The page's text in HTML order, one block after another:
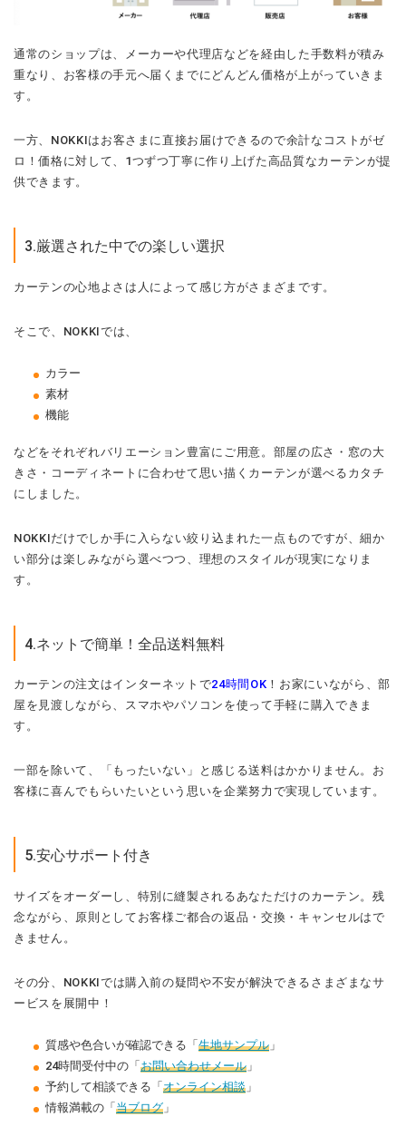
通常のショップは、メーカーや代理店などを経由した手数料が積み
重なり、お客様の手元へ届くまでにどんどん価格が上がっていきま
す。
一方、NOKKIはお客さまに直接お届けできるので余計なコストがゼ
ロ！価格に対して、1つずつ丁寧に作り上げた高品質なカーテンが提
供できます。
3.厳選された中での楽しい選択
カーテンの心地よさは人によって感じ方がさまざまです。
そこで、NOKKIでは、
カラー
素材
機能
などをそれぞれバリエーション豊富にご用意。部屋の広さ・窓の大
きさ・コーディネートに合わせて思い描くカーテンが選べるカタチ
にしました。
NOKKIだけでしか手に入らない絞り込まれた一点ものですが、細か
い部分は楽しみながら選べつつ、理想のスタイルが現実になりま
す。
4.ネットで簡単！全品送料無料
カーテンの注文はインターネットで24時間OK ！お家にいながら、部
屋を見渡しながら、スマホやパソコンを使って手軽に購入できま
す。
一部を除いて、「もったいない」と感じる送料はかかりません。お
客様に喜んでもらいたいという思いを企業努力で実現しています。
5.安心サポート付き
サイズをオーダーし、特別に縫製されるあなただけのカーテン。残
念ながら、原則としてお客様ご都合の返品・交換・キャンセルはで
きません。
その分、NOKKIでは購入前の疑問や不安が解決できるさまざまなサ
ービスを展開中！
質感や色合いが確認できる「 生地サンプル 」
24時間受付中の「 お問い合わせメール 」
予約して相談できる「 オンライン相談 」
情報満載の「 当ブログ 」